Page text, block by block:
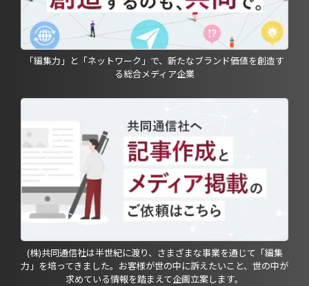
「編集力」と「ネットワーク」で、新たなブランド価値を創造す
る総合メディア企業
(株)共同通信社は半世紀に渡り、さまざまな事業を通じて「編集
力」を培ってきました。お客様が世の中に訴えたいこと、世の中が
求めている情報を踏まえて企画立案します。